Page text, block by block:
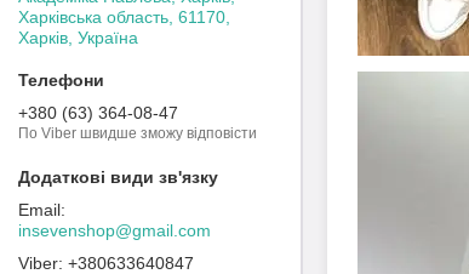
Харківська область, 61170,
Харків, Україна
+380 (63) 364-08-47
По Viber швидше зможу відповісти
insevenshop@gmail.com
+380633640847